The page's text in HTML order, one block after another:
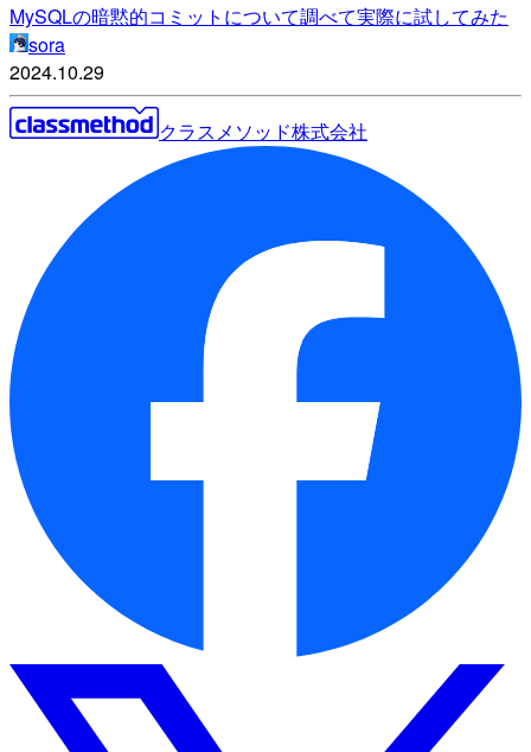
MySQLの暗黙的コミットについて調べて実際に試してみた
sora
2024.10.29
クラスメソッド株式会社